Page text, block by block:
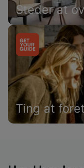
Steder at
Ting at